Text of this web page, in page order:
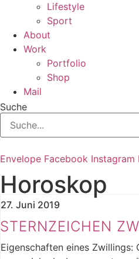
Lifestyle
Sport
About
Work
Portfolio
Shop
Mail
Suche
Envelope Facebook Instagram
Horoskop
27. Juni 2019
STERNZEICHEN
Eigenschaften eines